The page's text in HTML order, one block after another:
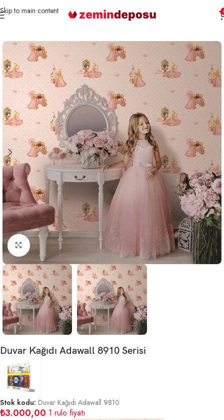
Skip to main content
Büyütmek için tıklayın
Duvar Kağıdı Adawall 8910 Serisi
Stok kodu: Duvar Kağıdı Adawall 9810
₺3.000,00 1 rulo fiyatı